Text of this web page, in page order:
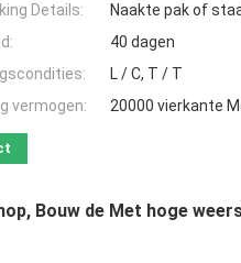
Details:
Naakte pak of
40 dagen
L / C, T / T
vermogen:
20000 vierkante
Bouw de Met hoge